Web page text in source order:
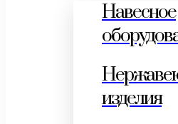
Навесное
изделия